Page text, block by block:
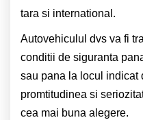
tara si international.
Autovehiculul dvs va fi
conditii de siguranta
sau pana la locul indicat
promtitudinea si
cea mai buna alegere.